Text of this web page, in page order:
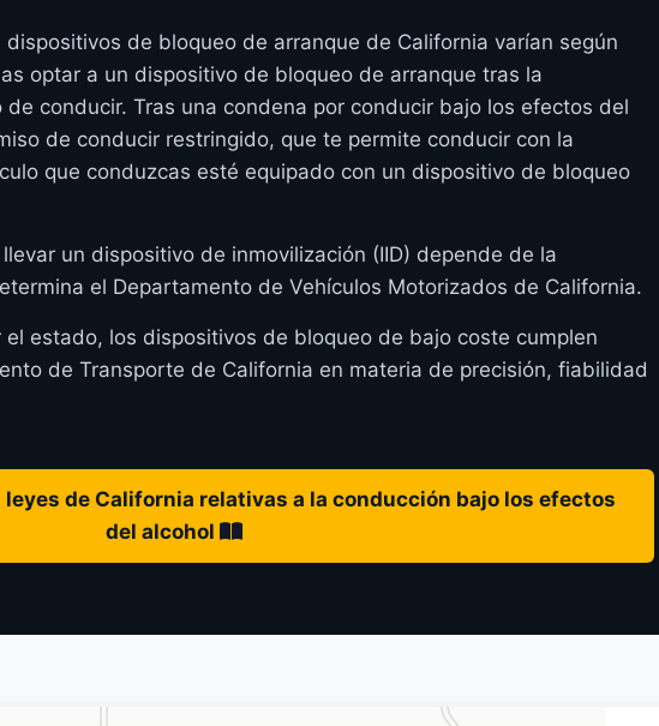
de bloqueo de arranque de California varían según
optar a un dispositivo de bloqueo de arranque tras la
conducir. Tras una condena por conducir bajo los efectos del
de conducir restringido, que te permite conducir con la
que conduzcas esté equipado con un dispositivo de bloqueo
un dispositivo de inmovilización (IID) depende de la
el Departamento de Vehículos Motorizados de California.
estado, los dispositivos de bloqueo de bajo coste cumplen
de Transporte de California en materia de precisión, fiabilidad
de California relativas a la conducción bajo los efectos
del alcohol